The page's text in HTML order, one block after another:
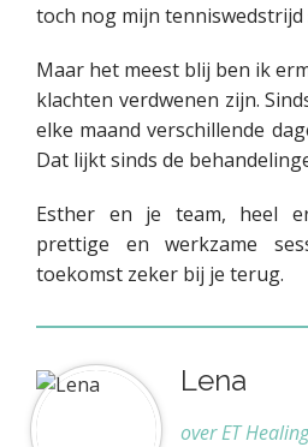
toch nog mijn tenniswedstrijd
Maar het meest blij ben ik
klachten verdwenen zijn.
elke maand verschillende
Dat lijkt sinds de
Esther en je team, heel
prettige en werkzame
toekomst zeker bij je terug.
Lena
over ET